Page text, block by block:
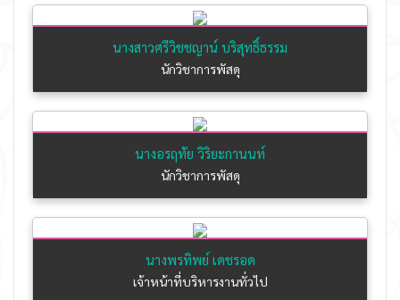
นางสาวศรีวิชชญาน์ บริสุทธิ์ธรรม
นักวิชาการพัสดุ
นางอรฤทัย วิริยะกานนท์
นักวิชาการพัสดุ
นางพรทิพย์ เดชรอด
เจ้าหน้าที่บริหารงานทั่วไป